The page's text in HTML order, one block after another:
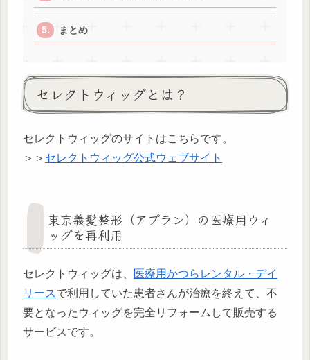
まとめ
セレクトウィッグとは？
セレクトウィッグのサイトはこちらです。
＞＞ セレクトウィッグ公式ウェブサイト
東京義髪整形（アプラン）の医療用ウィ
ッグを再利用
セレクトウィッグは、
医療用かつらレンタル・デイ
リースで利用していた患者さんが治療を終えて、不
要となったウィッグを完全リフォームして販売する
サービスです。